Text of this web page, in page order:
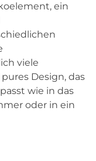
ein
viele
Design, das
wie in das
oder in ein